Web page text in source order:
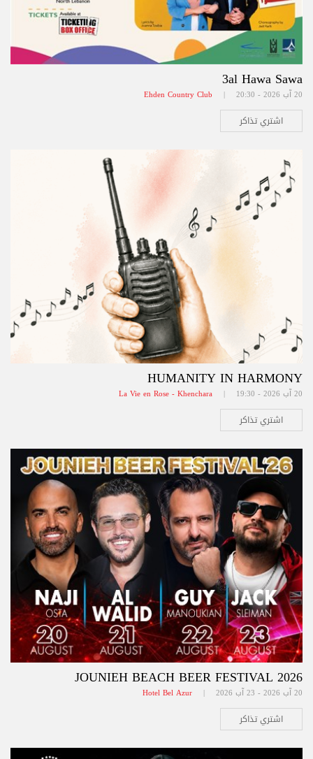
3al Hawa Sawa
20 آب 2026 - 20:30 | Ehden Country Club
اشتري تذاكر
HUMANITY IN HARMONY
20 آب 2026 - 19:30 | La Vie en Rose - Khenchara
اشتري تذاكر
JOUNIEH BEACH BEER FESTIVAL 2026
20 آب 2026 - 23 آب 2026 | Hotel Bel Azur
اشتري تذاكر